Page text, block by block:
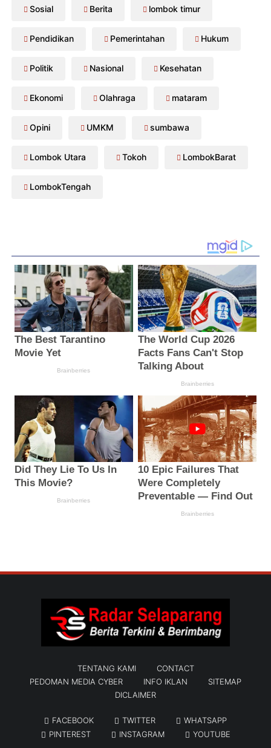
Sosial Berita lombok timur
Pendidikan Pemerintahan Hukum
Politik Nasional Kesehatan
Ekonomi Olahraga mataram
Opini UMKM sumbawa
Lombok Utara Tokoh LombokBarat
LombokTengah
TENTANG KAMI
CONTACT
PEDOMAN MEDIA CYBER
INFO IKLAN
SITEMAP
DICLAIMER
FACEBOOK TWITTER
WHATSAPP
PINTEREST
INSTAGRAM YOUTUBE